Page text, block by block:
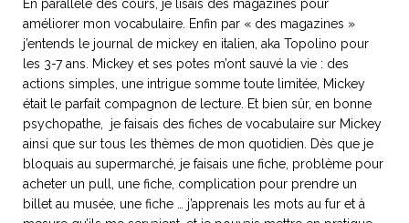
du
ART DE VIVRE ITALIEN
Notre palette
Virtuosa Venezia
En parallèle des cours, je lisais des magazines pour
améliorer mon vocabulaire. Enfin par « des magazines »
j’entends le journal de mickey en italien, aka Topolino pour
les 3-7 ans. Mickey et ses potes m’ont sauvé la vie : des
actions simples, une intrigue somme toute limitée, Mickey
était le parfait compagnon de lecture. Et bien sûr, en bonne
psychopathe, je faisais des fiches de vocabulaire sur Mickey
ainsi que sur tous les thèmes de mon quotidien. Dès que je
bloquais au supermarché, je faisais une fiche, problème pour
acheter un pull, une fiche, complication pour prendre un
billet au musée, une fiche … j’apprenais les mots au fur et à